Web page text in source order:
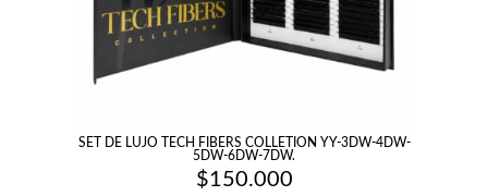
SET DE LUJO TECH FIBERS COLLETION YY-3DW-4DW-
5DW-6DW-7DW.
$150.000